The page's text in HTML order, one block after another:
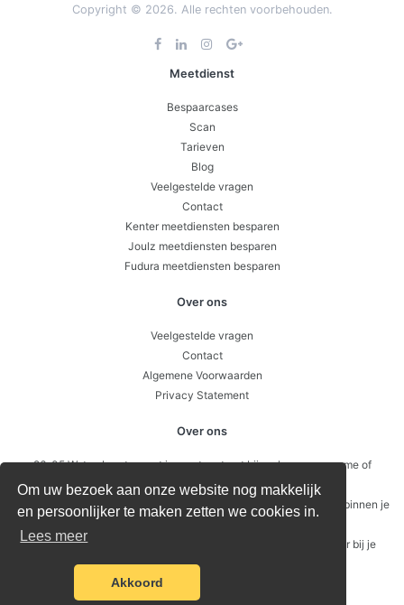
Om uw bezoek aan onze website nog makkelijk
en persoonlijker te maken zetten we cookies in.
Lees meer
Akkoord
Copyright © 2026. Alle rechten voorbehouden.
Meetdienst
Bespaarcases
Scan
Tarieven
Blog
Veelgestelde vragen
Contact
Kenter meetdiensten besparen
Joulz meetdiensten besparen
Fudura meetdiensten besparen
Over ons
Veelgestelde vragen
Contact
Algemene Voorwaarden
Privacy Statement
Over ons
26-05 Wat gebeurt er met je meetcontract bij verkoop, overname of
faillissement?
12-05 Submetering – wanneer is het slim om intern door te meten binnen je
21-04 Waarom energie besparen niet begint bij je verbruik, maar bij je
vaste kosten